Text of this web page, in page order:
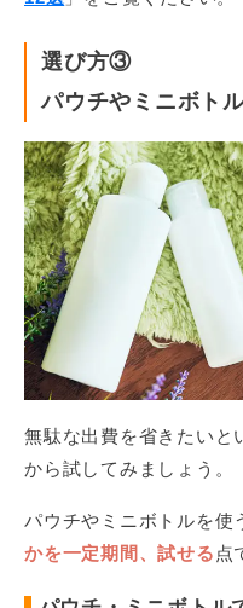
選び方③
パウチやミニボト
無駄な出費を省きたいと
から試してみましょう。
パウチやミニボトルを使
かを一定期間、試せる 点